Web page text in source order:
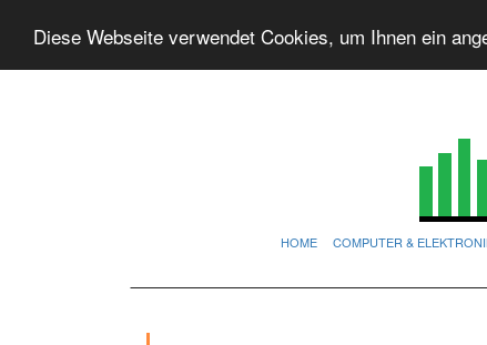
Diese Webseite verwendet Cookies, um Ihnen ein
HOME COMPUTER &